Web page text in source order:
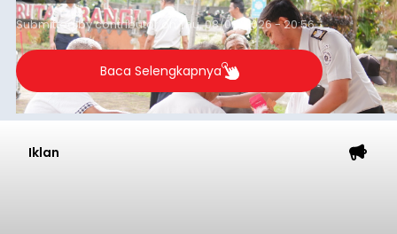
Submitted bycontributor Thu, 08/06/2026 - 20:56
Baca Selengkapnya
Iklan